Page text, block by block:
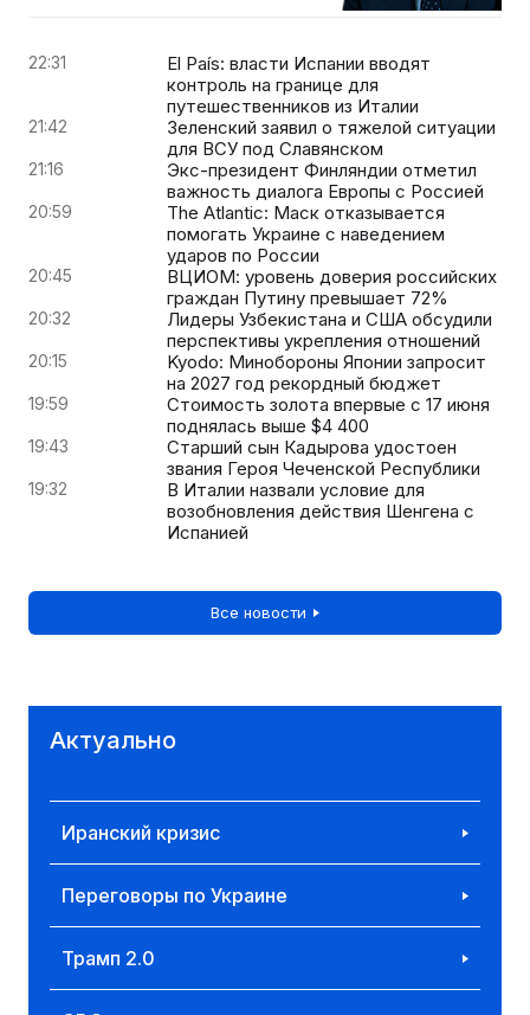
22:31
El País: власти Испании вводят
контроль на границе для
путешественников из Италии
21:42
Зеленский заявил о тяжелой ситуации
для ВСУ под Славянском
21:16
Экс-президент Финляндии отметил
важность диалога Европы с Россией
20:59
The Atlantic: Маск отказывается
помогать Украине с наведением
ударов по России
20:45
ВЦИОМ: уровень доверия российских
граждан Путину превышает 72%
20:32
Лидеры Узбекистана и США обсудили
перспективы укрепления отношений
20:15
Kyodo: Минобороны Японии запросит
на 2027 год рекордный бюджет
19:59
Стоимость золота впервые с 17 июня
поднялась выше $4 400
19:43
Старший сын Кадырова удостоен
звания Героя Чеченской Республики
19:32
В Италии назвали условие для
возобновления действия Шенгена с
Испанией
Все новости
Актуально
Иранский кризис
Переговоры по Украине
Трамп 2.0